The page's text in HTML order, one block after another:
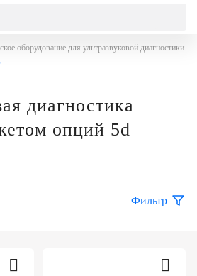
оборудование для ультразвуковой диагностики
диагностика
опций 5d
Фильтр